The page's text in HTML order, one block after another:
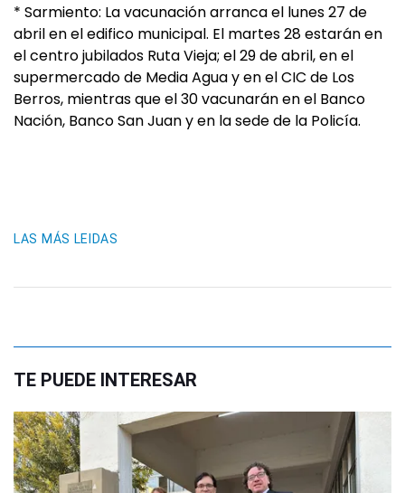
* Sarmiento: La vacunación arranca el lunes 27 de
abril en el edifico municipal. El martes 28 estarán en
el centro jubilados Ruta Vieja; el 29 de abril, en el
supermercado de Media Agua y en el CIC de Los
Berros, mientras que el 30 vacunarán en el Banco
Nación, Banco San Juan y en la sede de la Policía.
LAS MÁS LEIDAS
TE PUEDE INTERESAR